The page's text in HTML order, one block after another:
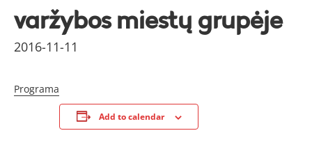
varžybos miestų grupėje
2016-11-11
Programa
Add to calendar